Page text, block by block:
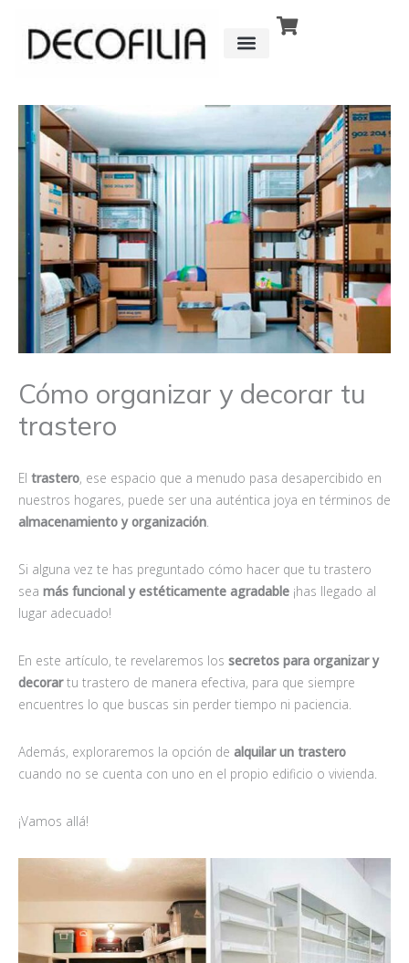
contenido
Cómo organizar y decorar tu
trastero
El trastero, ese espacio que a menudo pasa desapercibido en
nuestros hogares, puede ser una auténtica joya en términos de
almacenamiento y organización
Si alguna vez te has preguntado cómo hacer que tu trastero
sea más funcional y estéticamente agradable ¡has llegado al
lugar adecuado!
En este artículo, te revelaremos los secretos para organizar y
decorartu trastero de manera efectiva, para que siempre
encuentres lo que buscas sin perder tiempo ni paciencia.
Además, exploraremos la opción de alquilar un trastero
cuando no se cuenta con uno en el propio edificio o vivienda.
¡Vamos allá!